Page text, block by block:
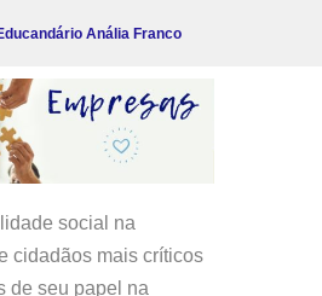
Anália Franco
social na
cidadãos mais críticos
de seu papel na